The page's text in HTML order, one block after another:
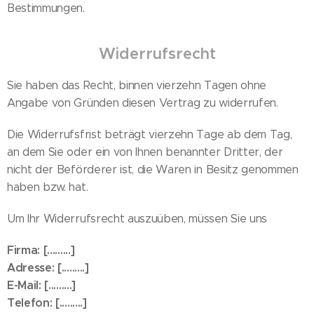
Bestimmungen.
Widerrufsrecht
Sie haben das Recht, binnen vierzehn Tagen ohne
Angabe von Gründen diesen Vertrag zu widerrufen.
Die Widerrufsfrist beträgt vierzehn Tage ab dem Tag,
an dem Sie oder ein von Ihnen benannter Dritter, der
nicht der Beförderer ist, die Waren in Besitz genommen
haben bzw. hat.
Um Ihr Widerrufsrecht auszuüben, müssen Sie uns
Firma: [.........]
Adresse: [.........]
E-Mail: [.........]
Telefon: [.........]